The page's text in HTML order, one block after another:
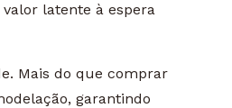
latente à espera
Mais do que comprar
garantindo